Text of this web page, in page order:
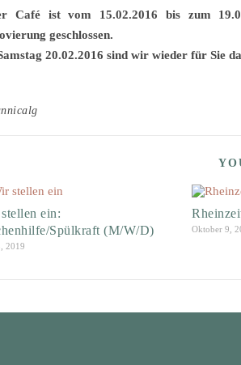
Café ist vom 15.02.2016 bis zum
geschlossen.
20.02.2016 sind wir wieder für Sie
ein:
Spülkraft (M/W/D)
2019
Oktober 9,